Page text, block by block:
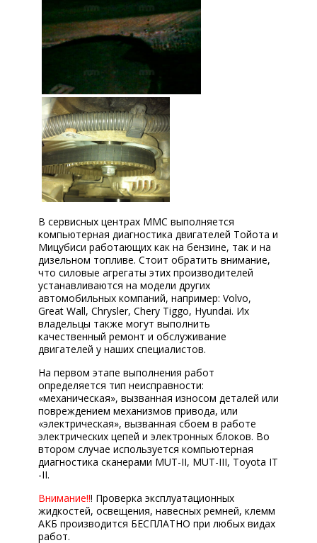
В сервисных центрах ММС выполняется
компьютерная диагностика двигателей Тойота и
Мицубиси работающих как на бензине, так и на
дизельном топливе. Стоит обратить внимание,
что силовые агрегаты этих производителей
устанавливаются на модели других
автомобильных компаний, например: Volvo,
Great Wall, Chrysler, Chery Tiggo, Hyundai. Их
владельцы также могут выполнить
качественный ремонт и обслуживание
двигателей у наших специалистов.
На первом этапе выполнения работ
определяется тип неисправности:
«механическая», вызванная износом деталей или
повреждением механизмов привода, или
«электрическая», вызванная сбоем в работе
электрических цепей и электронных блоков. Во
втором случае используется компьютерная
диагностика сканерами MUT-II, MUT-III, Toyota IT
-II.
Внимание!!! Проверка эксплуатационных
жидкостей, освещения, навесных ремней, клемм
АКБ производится БЕСПЛАТНО при любых видах
работ.